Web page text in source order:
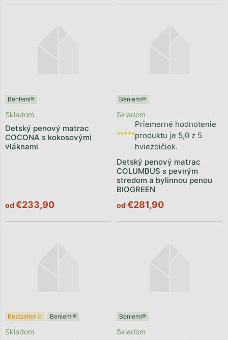
Benlemi®
Detský penový matrac
COCONA s kokosovými
vláknami
Skladom
od€233,90
Benlemi®
Detský penový matrac
COLUMBUS s pevným
stredom a bylinnou penou
BIOGREEN
Priemerné hodnotenie
produktu je 5,0 z 5
hviezdičiek.
Skladom
od€281,90
Bestseller ✩ Benlemi®
Skladom
Benlemi®
Skladom